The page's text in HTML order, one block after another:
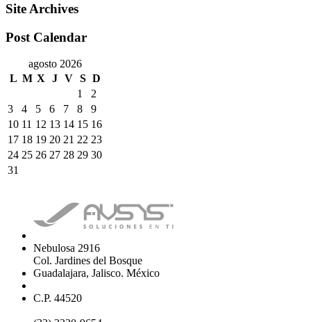
Site Archives
Post Calendar
agosto 2026
L M X J V S D
1
2
3
4 5 6 7 8
9
10 11 12 13 14 15 16
17 18 19 20 21 22 23
24 25 26 27 28 29 30
31
Nebulosa 2916
Col. Jardines del Bosque
Guadalajara, Jalisco. México
C.P. 44520